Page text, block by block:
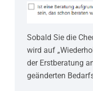
Sobald Sie die
wird auf
der Erstberatung
geänderten